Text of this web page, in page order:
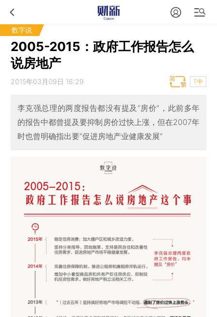
数字说
2005-2015：政府工作报告怎么
说房地产
2015年03月09日 16:29 T中
李克强总理的两度报告都没有提及“房价”，此前多年
的报告中都曾提及要抑制房价过快上涨，但在2007年
时也曾明确指出要“促进房地产业健康发展”